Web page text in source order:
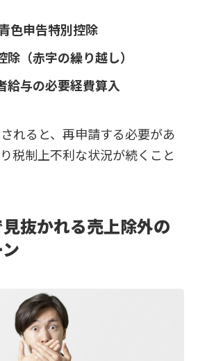
色申告特別控除
（赤字の繰り越し）
給与の必要経費算入
れると、再申請する必要があ
税制上不利な状況が続くこと
抜かれる売上除外の